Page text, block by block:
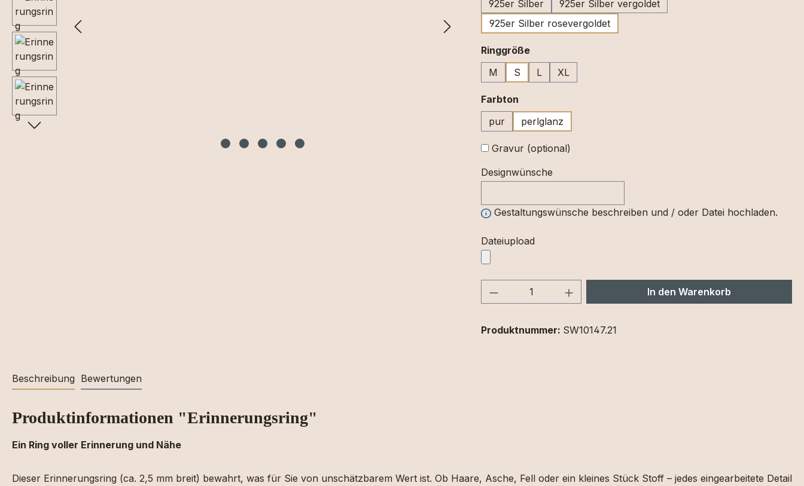
925er Silber
925er Silber vergoldet
925er Silber rosevergoldet
Ringgrößeauswählen
M
S L XL
Farbton
pur
perlglanz
Gravur (optional)
Designwünsche
Gestaltungswünsche beschreiben und / oder Datei hochladen.
Dateiupload
Produkt Anzahl: Gib den gewünschten Wert
In den Warenkorb
Produktnummer: SW10147.21
Beschreibung Bewertungen
Produktinformationen "Erinnerungsring"
Ein Ring voller Erinnerung und Nähe
Dieser Erinnerungsring (ca. 2,5 mm breit) bewahrt, was für Sie von unschätzbarem Wert ist. Ob Haare, Asche, Fell oder ein kleines Stück Stoff – jedes eingearbeitete Detail